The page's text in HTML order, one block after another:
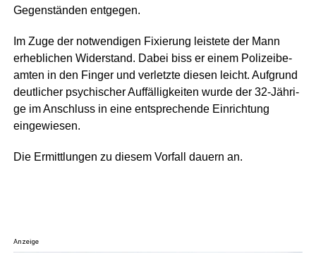
Gegen­stän­den entgegen.
Im Zuge der not­wen­di­gen Fixie­rung leis­te­te der Mann
erheb­li­chen Wider­stand. Dabei biss er einem Poli­zei­be­
am­ten in den Fin­ger und ver­letz­te die­sen leicht. Auf­grund
deut­li­cher psy­chi­scher Auf­fäl­lig­kei­ten wur­de der 32-Jäh­ri­
ge im Anschluss in eine ent­spre­chen­de Ein­rich­tung
eingewiesen.
Die Ermitt­lun­gen zu die­sem Vor­fall dau­ern an.
Anzeige